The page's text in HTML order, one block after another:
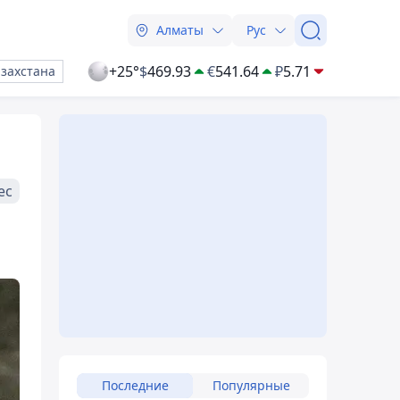
Алматы Рус
+25°$469.93 €541.64 ₽5.71
Последние Популярные